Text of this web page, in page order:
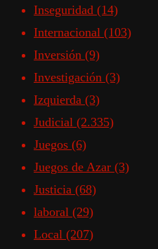
Inseguridad (14)
Internacional (103)
Inversión (9)
Investigación (3)
Izquierda (3)
Judicial (2.335)
Juegos (6)
Juegos de Azar (3)
Justicia (68)
laboral (29)
Local (207)